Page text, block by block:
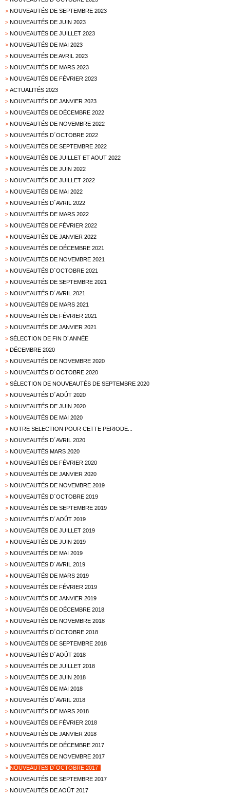
> NOUVEAUTÉS DE SEPTEMBRE 2023
> NOUVEAUTÉS DE JUIN 2023
> NOUVEAUTÉS DE JUILLET 2023
> NOUVEAUTÉS DE MAI 2023
> NOUVEAUTÉS DE AVRIL 2023
> NOUVEAUTÉS DE MARS 2023
> NOUVEAUTÉS DE FÉVRIER 2023
> ACTUALITÉS 2023
> NOUVEAUTÉS DE JANVIER 2023
> NOUVEAUTÉS DE DÉCEMBRE 2022
> NOUVEAUTÉS DE NOVEMBRE 2022
> NOUVEAUTÉS D´OCTOBRE 2022
> NOUVEAUTÉS DE SEPTEMBRE 2022
> NOUVEAUTÉS DE JUILLET ET AOUT 2022
> NOUVEAUTÉS DE JUIN 2022
> NOUVEAUTÉS DE JUILLET 2022
> NOUVEAUTÉS DE MAI 2022
> NOUVEAUTÉS D´AVRIL 2022
> NOUVEAUTÉS DE MARS 2022
> NOUVEAUTÉS DE FÉVRIER 2022
> NOUVEAUTÉS DE JANVIER 2022
> NOUVEAUTÉS DE DÉCEMBRE 2021
> NOUVEAUTÉS DE NOVEMBRE 2021
> NOUVEAUTÉS D´OCTOBRE 2021
> NOUVEAUTÉS DE SEPTEMBRE 2021
> NOUVEAUTÉS D´AVRIL 2021
> NOUVEAUTÉS DE MARS 2021
> NOUVEAUTÉS DE FÉVRIER 2021
> NOUVEAUTÉS DE JANVIER 2021
> SÉLECTION DE FIN D´ANNÉE
> DÉCEMBRE 2020
> NOUVEAUTÉS DE NOVEMBRE 2020
> NOUVEAUTÉS D´OCTOBRE 2020
> SÉLECTION DE NOUVEAUTÉS DE SEPTEMBRE 2020
> NOUVEAUTÉS D´AOÛT 2020
> NOUVEAUTÉS DE JUIN 2020
> NOUVEAUTÉS DE MAI 2020
> NOTRE SELECTION POUR CETTE PERIODE...
> NOUVEAUTÉS D´AVRIL 2020
> NOUVEAUTÉS MARS 2020
> NOUVEAUTÉS DE FÉVRIER 2020
> NOUVEAUTÉS DE JANVIER 2020
> NOUVEAUTÉS DE NOVEMBRE 2019
> NOUVEAUTÉS D´OCTOBRE 2019
> NOUVEAUTÉS DE SEPTEMBRE 2019
> NOUVEAUTÉS D´AOÛT 2019
> NOUVEAUTÉS DE JUILLET 2019
> NOUVEAUTÉS DE JUIN 2019
> NOUVEAUTÉS DE MAI 2019
> NOUVEAUTÉS D´AVRIL 2019
> NOUVEAUTÉS DE MARS 2019
> NOUVEAUTÉS DE FÉVRIER 2019
> NOUVEAUTÉS DE JANVIER 2019
> NOUVEAUTÉS DE DÉCEMBRE 2018
> NOUVEAUTÉS DE NOVEMBRE 2018
> NOUVEAUTÉS D´OCTOBRE 2018
> NOUVEAUTÉS DE SEPTEMBRE 2018
> NOUVEAUTÉS D´AOÛT 2018
> NOUVEAUTÉS DE JUILLET 2018
> NOUVEAUTÉS DE JUIN 2018
> NOUVEAUTÉS DE MAI 2018
> NOUVEAUTÉS D´AVRIL 2018
> NOUVEAUTÉS DE MARS 2018
> NOUVEAUTÉS DE FÉVRIER 2018
> NOUVEAUTÉS DE JANVIER 2018
> NOUVEAUTÉS DE DÉCEMBRE 2017
> NOUVEAUTÉS DE NOVEMBRE 2017
> NOUVEAUTÉS D´OCTOBRE 2017
> NOUVEAUTÉS DE SEPTEMBRE 2017
> NOUVEAUTÉS DE AOÛT 2017